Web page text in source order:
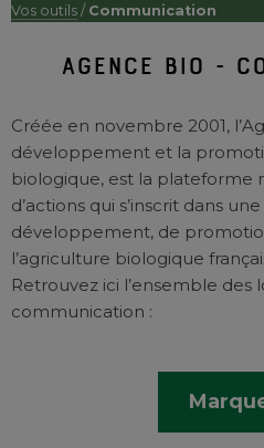
Vos outils / Communication
agence bio -
Créée en novembre 2001,
développement et la
biologique, est la plateforme
d’actions qui s’inscrit dans
développement, de
l’agriculture biologique
Retrouvez ici l’ensemble des
communication :